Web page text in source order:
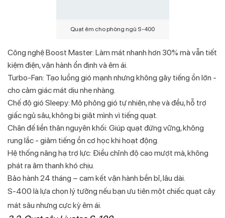
Quạt êm cho phòng ngủ S-400
Công nghệ Boost Master: Làm mát nhanh hơn 30% mà vẫn tiết
kiệm điện, vận hành ổn định và êm ái.
Turbo-Fan: Tạo luồng gió mạnh nhưng không gây tiếng ồn lớn -
cho cảm giác mát dịu nhẹ nhàng.
Chế độ gió Sleepy: Mô phỏng gió tự nhiên, nhẹ và đều, hỗ trợ
giấc ngủ sâu, không bị giật mình vì tiếng quạt.
Chân đế liền thân nguyên khối: Giúp quạt đứng vững, không
rung lắc - giảm tiếng ồn cơ học khi hoạt động.
Hệ thống nâng hạ trợ lực: Điều chỉnh độ cao mượt mà, không
phát ra âm thanh khó chịu.
Bảo hành 24 tháng – cam kết vận hành bền bỉ, lâu dài.
S‑400 là lựa chọn lý tưởng nếu bạn ưu tiên một chiếc quạt cây
mát sâu nhưng cực kỳ êm ái.